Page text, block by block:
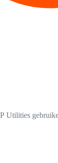
Utilities